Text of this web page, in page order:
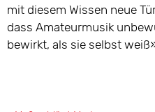
mit diesem Wissen neue
dass Amateurmusik
bewirkt, als sie selbst